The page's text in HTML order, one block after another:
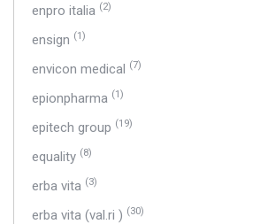
enpro italia (2)
ensign (1)
envicon medical (7)
epionpharma (1)
epitech group (19)
equality (8)
erba vita (3)
erba vita (val.ri ) (30)